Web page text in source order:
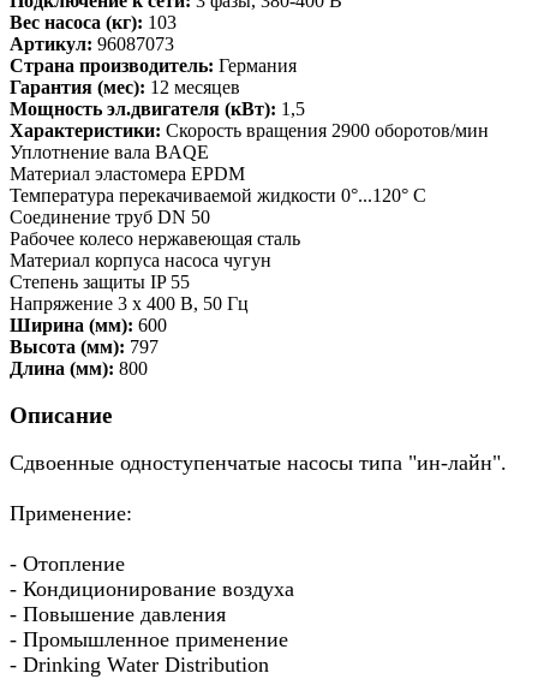
Вес насоса (кг): 103
Артикул: 96087073
Страна производитель: Германия
Гарантия (мес): 12 месяцев
Мощность эл.двигателя (кВт): 1,5
Характеристики: Скорость вращения 2900 оборотов/мин
Уплотнение вала BAQE
Материал эластомера EPDM
Температура перекачиваемой жидкости 0°...120° C
Соединение труб DN 50
Рабочее колесо нержавеющая сталь
Материал корпуса насоса чугун
Степень защиты IP 55
Напряжение 3 x 400 В, 50 Гц
Ширина (мм): 600
Высота (мм): 797
Длина (мм): 800
Описание
Сдвоенные одноступенчатые насосы типа "ин-лайн".
Применение:
- Отопление
- Кондиционирование воздуха
- Повышение давления
- Промышленное применение
- Drinking Water Distribution